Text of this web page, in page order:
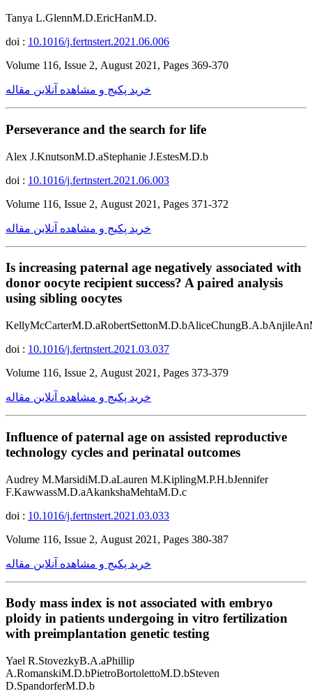
Tanya L.GlennM.D.EricHanM.D.
doi : 10.1016/j.fertnstert.2021.06.006
Volume 116, Issue 2, August 2021, Pages 369-370
خرید پکیج و مشاهده آنلاین مقاله
Perseverance and the search for life
Alex J.KnutsonM.D.aStephanie J.EstesM.D.b
doi : 10.1016/j.fertnstert.2021.06.003
Volume 116, Issue 2, August 2021, Pages 371-372
خرید پکیج و مشاهده آنلاین مقاله
Is increasing paternal age negatively associated with
donor oocyte recipient success? A paired analysis
using sibling oocytes
doi : 10.1016/j.fertnstert.2021.03.037
Volume 116, Issue 2, August 2021, Pages 373-379
خرید پکیج و مشاهده آنلاین مقاله
Influence of paternal age on assisted reproductive
technology cycles and perinatal outcomes
Audrey M.MarsidiM.D.aLauren M.KiplingM.P.H.bJennifer
F.KawwassM.D.aAkankshaMehtaM.D.c
doi : 10.1016/j.fertnstert.2021.03.033
Volume 116, Issue 2, August 2021, Pages 380-387
خرید پکیج و مشاهده آنلاین مقاله
Body mass index is not associated with embryo
ploidy in patients undergoing in vitro fertilization
with preimplantation genetic testing
Yael R.StovezkyB.A.aPhillip
A.RomanskiM.D.bPietroBortolettoM.D.bSteven
D.SpandorferM.D.b